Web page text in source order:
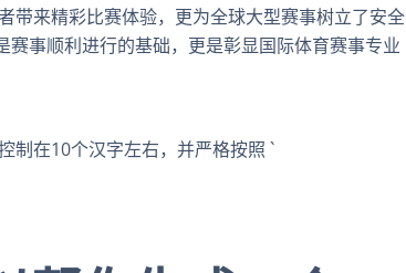
带来精彩比赛体验，更为全球大型赛事树立了安全
事顺利进行的基础，更是彰显国际体育赛事专业
制在10个汉字左右，并严格按照 `